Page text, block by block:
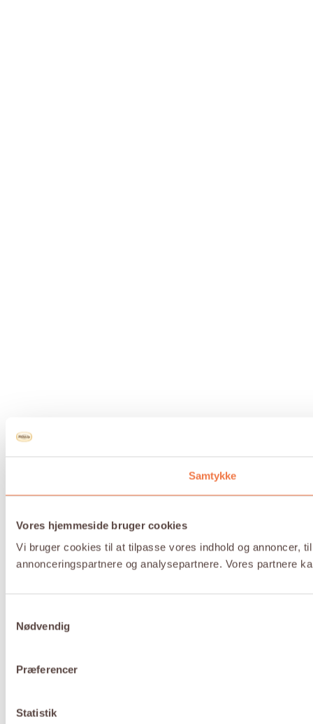
Samtykke
Vores hjemmeside bruger cookies
Vi bruger cookies til at tilpasse vores indhold og annoncer,
annonceringspartnere og analysepartnere. Vores partnere
Nødvendig
Præferencer
Statistik